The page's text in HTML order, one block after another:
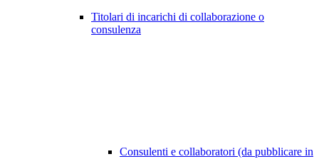
Titolari di incarichi di collaborazione o
consulenza
Consulenti e collaboratori (da pubblicare in